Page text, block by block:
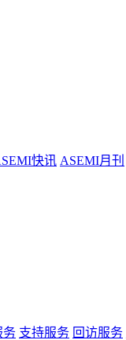
快讯 ASEMI月刊
务 支持服务 回访服务